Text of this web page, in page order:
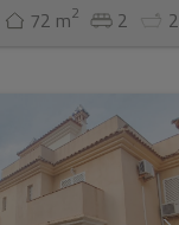
72 m2 2 2